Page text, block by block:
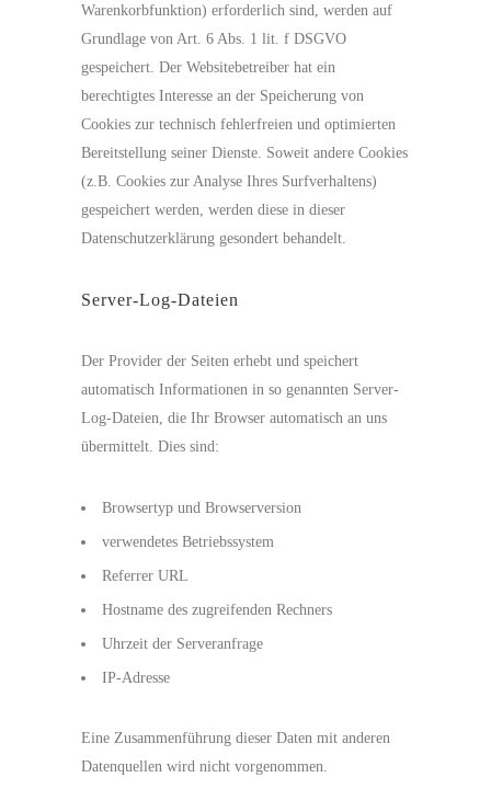
Warenkorbfunktion) erforderlich sind, werden auf
Grundlage von Art. 6 Abs. 1 lit. f DSGVO
gespeichert. Der Websitebetreiber hat ein
berechtigtes Interesse an der Speicherung von
Cookies zur technisch fehlerfreien und optimierten
Bereitstellung seiner Dienste. Soweit andere Cookies
(z.B. Cookies zur Analyse Ihres Surfverhaltens)
gespeichert werden, werden diese in dieser
Datenschutzerklärung gesondert behandelt.
Server-Log-Dateien
Der Provider der Seiten erhebt und speichert
automatisch Informationen in so genannten Server-
Log-Dateien, die Ihr Browser automatisch an uns
übermittelt. Dies sind:
Browsertyp und Browserversion
verwendetes Betriebssystem
Referrer URL
Hostname des zugreifenden Rechners
Uhrzeit der Serveranfrage
IP-Adresse
Eine Zusammenführung dieser Daten mit anderen
Datenquellen wird nicht vorgenommen.